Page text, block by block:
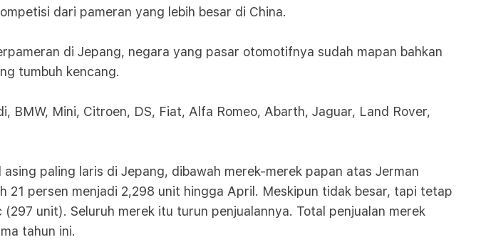
dari pameran yang lebih besar di China.
di Jepang, negara yang pasar otomotifnya sudah mapan bahkan
tumbuh kencang.
BMW, Mini, Citroen, DS, Fiat, Alfa Romeo, Abarth, Jaguar, Land Rover,
paling laris di Jepang, dibawah merek-merek papan atas Jerman
21 persen menjadi 2,298 unit hingga April. Meskipun tidak besar, tapi tetap
unit). Seluruh merek itu turun penjualannya. Total penjualan merek
tahun ini.